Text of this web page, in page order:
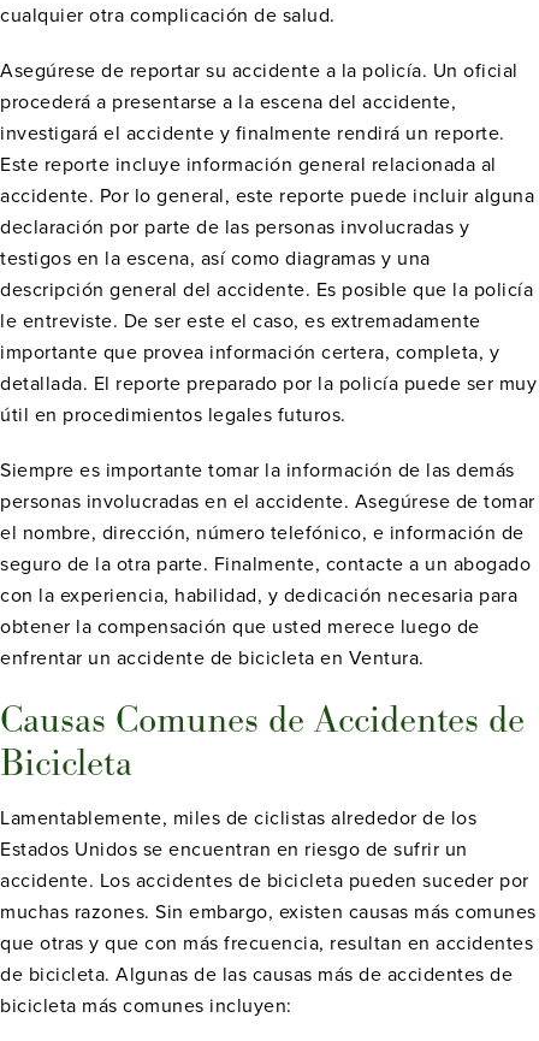
cualquier otra complicación de salud.
Asegúrese de reportar su accidente a la policía. Un oficial
procederá a presentarse a la escena del accidente,
investigará el accidente y finalmente rendirá un reporte.
Este reporte incluye información general relacionada al
accidente. Por lo general, este reporte puede incluir alguna
declaración por parte de las personas involucradas y
testigos en la escena, así como diagramas y una
descripción general del accidente. Es posible que la policía
le entreviste. De ser este el caso, es extremadamente
importante que provea información certera, completa, y
detallada. El reporte preparado por la policía puede ser muy
útil en procedimientos legales futuros.
Siempre es importante tomar la información de las demás
personas involucradas en el accidente. Asegúrese de tomar
el nombre, dirección, número telefónico, e información de
seguro de la otra parte. Finalmente, contacte a un abogado
con la experiencia, habilidad, y dedicación necesaria para
obtener la compensación que usted merece luego de
enfrentar un accidente de bicicleta en Ventura.
Causas Comunes de Accidentes de
Bicicleta
Lamentablemente, miles de ciclistas alrededor de los
Estados Unidos se encuentran en riesgo de sufrir un
accidente. Los accidentes de bicicleta pueden suceder por
muchas razones. Sin embargo, existen causas más comunes
que otras y que con más frecuencia, resultan en accidentes
de bicicleta. Algunas de las causas más de accidentes de
bicicleta más comunes incluyen: